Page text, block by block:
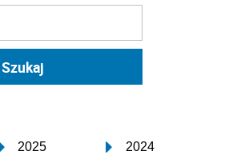
2025 2024